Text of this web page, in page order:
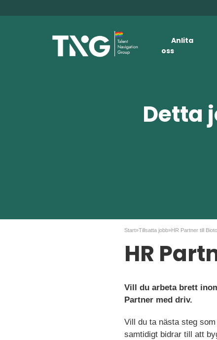
Anlita
oss
Detta
Start»Tillsatta jobb»HR Partner till
HR
Vill du arbeta brett
Partner med driv.
Vill du ta nästa steg
samtidigt bidrar till att